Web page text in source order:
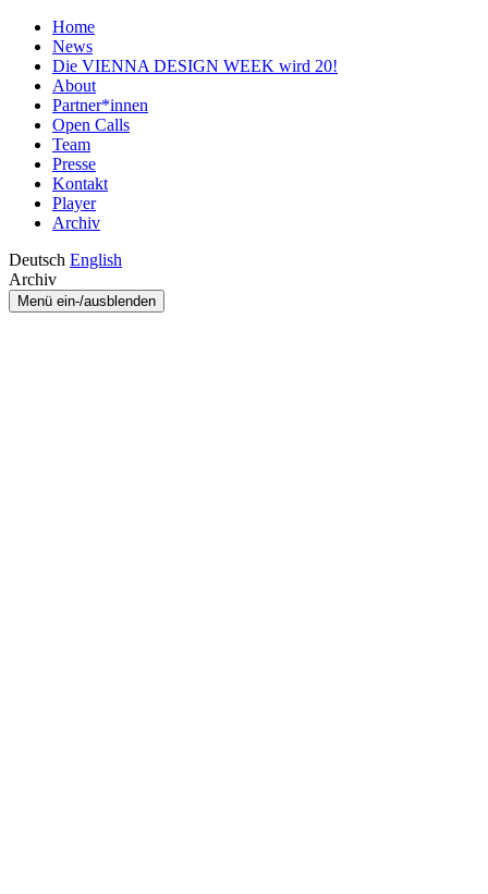
Home
News
Die VIENNA DESIGN WEEK wird 20!
About
Partner*innen
Open Calls
Team
Presse
Kontakt
Player
Archiv
Deutsch English
Archiv
Menü ein-/ausblenden